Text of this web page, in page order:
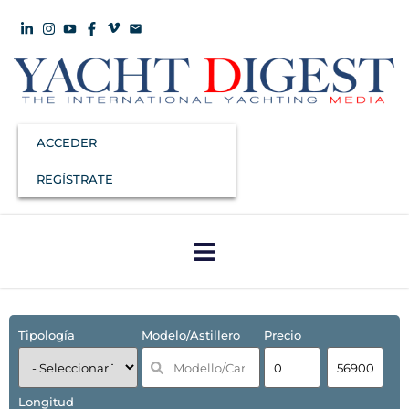
ACCEDER
REGÍSTRATE
Tipología Modelo/Astillero Precio
Longitud